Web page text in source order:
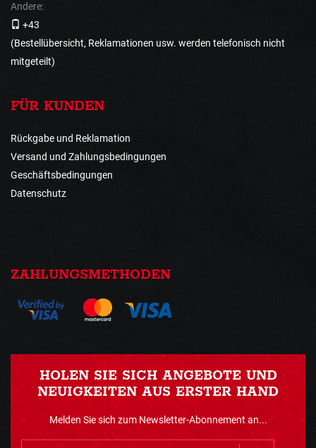
Andere:
+43
(Bestellübersicht, Reklamationen usw. werden telefonisch nicht
mitgeteilt)
FÜR KUNDEN
Rückgabe und Reklamation
Versand und Zahlungsbedingungen
Geschäftsbedingungen
Datenschutz
ZAHLUNGSMETHODEN
HOLEN SIE SICH ANGEBOTE UND
NEUIGKEITEN AUS ERSTER HAND
Melden Sie sich zum Newsletter-Abonnement an...